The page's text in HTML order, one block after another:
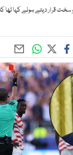
قرار دیتے ہوئے کہا تھا